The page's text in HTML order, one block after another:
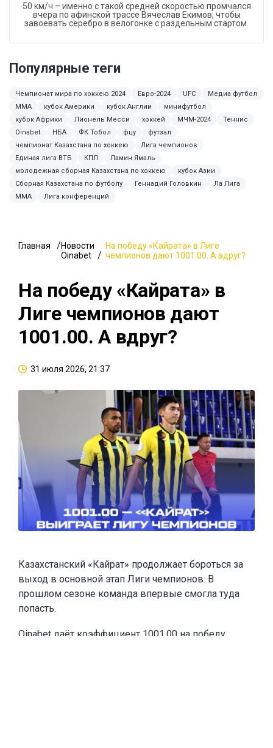
50 км/ч – именно с такой средней скоростью промчался
вчера по афинской трассе Вячеслав Екимов, чтобы
завоевать серебро в велогонке с раздельным стартом.
Популярные теги
Чемпионат мира по хоккею 2024 Евро-2024 UFC
Медиа футбол
ММА
кубок Америки кубок Англии
минифутбол
кубок Африки
Лионель Месси хоккей МЧМ-2024
Теннис
Oinabet
НБА ФК Тобол фцу
футзал
чемпионат Казахстана по хоккею
Лига чемпионов
Единая лига ВТБ
КПЛ
Ламин Ямаль
молодежная сборная Казахстана по хоккею
кубок Азии
Сборная Казахстана по футболу
Геннадий Головкин
Ла Лига
MMA
Лига конференций
Главная
Новости
Oinabet
На победу «Кайрата» в Лиге
чемпионов дают 1001.00. А вдруг?
На победу «Кайрата» в
Лиге чемпионов дают
1001.00. А вдруг?
31 июля 2026, 21:37
Казахстанский «Кайрат» продолжает бороться за
выход в основной этап Лиги чемпионов. В
прошлом сезоне команда впервые смогла туда
попасть.
Oinabet даёт коэффициент 1001.00 на победу